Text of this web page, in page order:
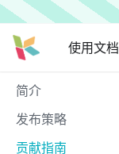
使用文档
简介
发布策略
贡献指南